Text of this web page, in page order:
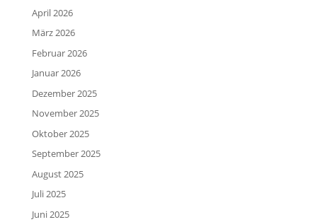
April 2026
März 2026
Februar 2026
Januar 2026
Dezember 2025
November 2025
Oktober 2025
September 2025
August 2025
Juli 2025
Juni 2025